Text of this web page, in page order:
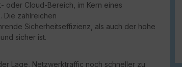
oder Cloud-Bereich, im Kern eines
Die zahlreichen
Sicherheitseffizienz, als auch der hohe
sicher ist.
Lage, Netzwerktraffic noch schneller zu